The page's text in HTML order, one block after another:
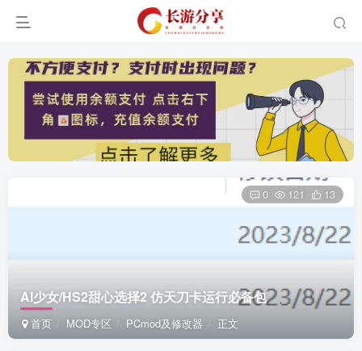
AI少女/HS2甜心选择2 仿天刀卡运行必备包
首页 MOD专区 PCmod及修改器 正文
0 121 13